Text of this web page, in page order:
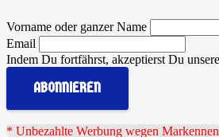
Vorname oder ganzer Name
Email
Indem Du fortfährst, akzeptierst Du
* Unbezahlte Werbung wegen